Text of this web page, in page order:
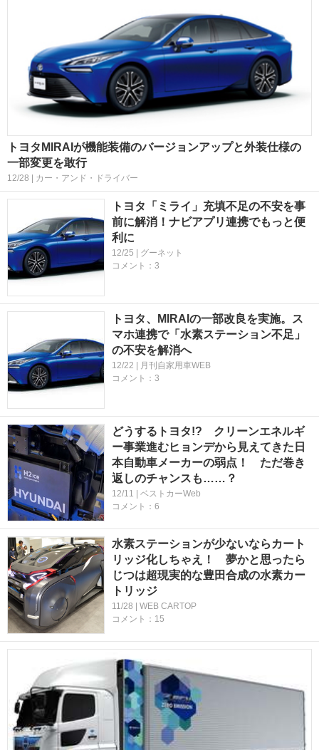
トヨタMIRAIが機能装備のバージョンアップと外装仕様の
一部変更を敢行
12/28 | カー・アンド・ドライバー
トヨタ「ミライ」充填不足の不安を事
前に解消！ナビアプリ連携でもっと便
利に
12/25 | グーネット
コメント：3
トヨタ、MIRAIの一部改良を実施。ス
マホ連携で「水素ステーション不足」
の不安を解消へ
12/22 | 月刊自家用車WEB
コメント：3
どうするトヨタ!? クリーンエネルギ
ー事業進むヒョンデから見えてきた日
本自動車メーカーの弱点！ ただ巻き
返しのチャンスも……？
12/11 | ベストカーWeb
コメント：6
水素ステーションが少ないならカート
リッジ化しちゃえ！ 夢かと思ったら
じつは超現実的な豊田合成の水素カー
トリッジ
11/28 | WEB CARTOP
コメント：15